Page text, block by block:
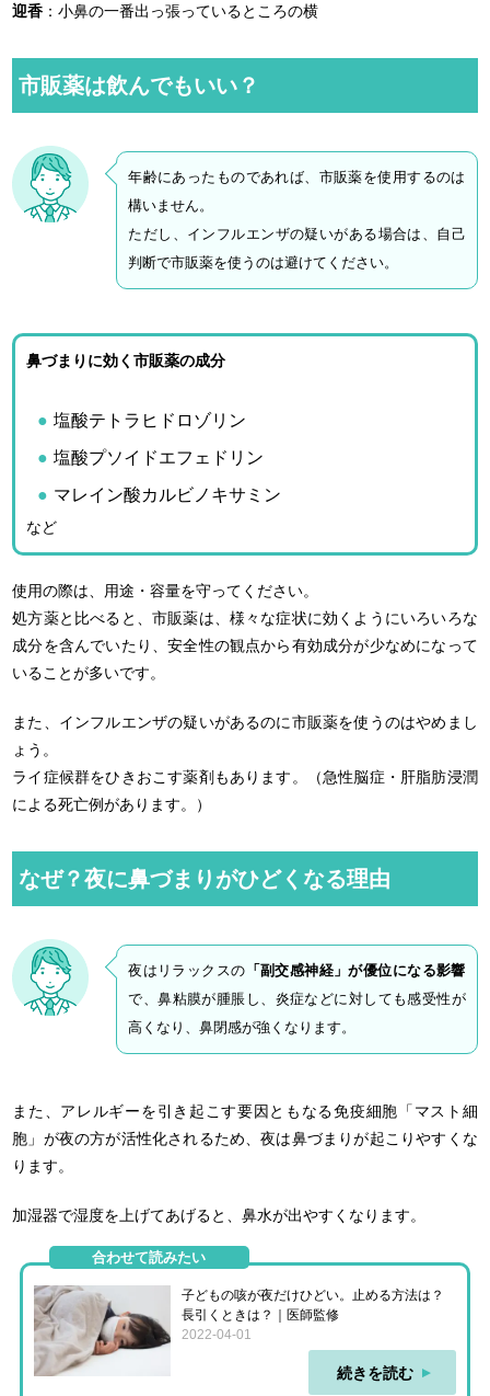
迎香 ：小鼻の一番出っ張っているところの横
市販薬は飲んでもいい？
年齢にあったものであれば、市販薬を使用するのは
構いません。
ただし、インフルエンザの疑いがある場合は、自己
判断で市販薬を使うのは避けてください。
鼻づまりに効く市販薬の成分
塩酸テトラヒドロゾリン
塩酸プソイドエフェドリン
マレイン酸カルビノキサミン
など
使用の際は、用途・容量を守ってください。
処方薬と比べると、市販薬は、様々な症状に効くようにいろいろな
成分を含んでいたり、安全性の観点から有効成分が少なめになって
いることが多いです。
また、インフルエンザの疑いがあるのに市販薬を使うのはやめまし
ょう。
ライ症候群をひきおこす薬剤もあります。（急性脳症・肝脂肪浸潤
による死亡例があります。）
なぜ？夜に鼻づまりがひどくなる理由
夜はリラックスの 「副交感神経」が優位になる影響
で、鼻粘膜が腫脹し、炎症などに対しても感受性が
高くなり、鼻閉感が強くなります。
また、アレルギーを引き起こす要因ともなる免疫細胞「マスト細
胞」が夜の方が活性化されるため、夜は鼻づまりが起こりやすくな
ります。
加湿器で湿度を上げてあげると、鼻水が出やすくなります。
合わせて読みたい
子どもの咳が夜だけひどい。止める方法は？
長引くときは？｜医師監修
2022-04-01
続きを読む